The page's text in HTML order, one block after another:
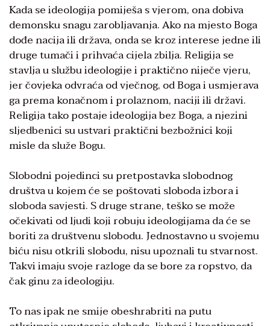
Kada se ideologija pomiješa s vjerom, ona dobiva
demonsku snagu zarobljavanja. Ako na mjesto Boga
dođe nacija ili država, onda se kroz interese jedne ili
druge tumači i prihvaća cijela zbilja. Religija se
stavlja u službu ideologije i praktično niječe vjeru,
jer čovjeka odvraća od vječnog, od Boga i usmjerava
ga prema konačnom i prolaznom, naciji ili državi.
Religija tako postaje ideologija bez Boga, a njezini
sljedbenici su ustvari praktični bezbožnici koji
misle da služe Bogu.
Slobodni pojedinci su pretpostavka slobodnog
društva u kojem će se poštovati sloboda izbora i
sloboda savjesti. S druge strane, teško se može
očekivati od ljudi koji robuju ideologijama da će se
boriti za društvenu slobodu. Jednostavno u svojemu
biću nisu otkrili slobodu, nisu upoznali tu stvarnost.
Takvi imaju svoje razloge da se bore za ropstvo, da
čak ginu za ideologiju.
To nas ipak ne smije obeshrabriti na putu